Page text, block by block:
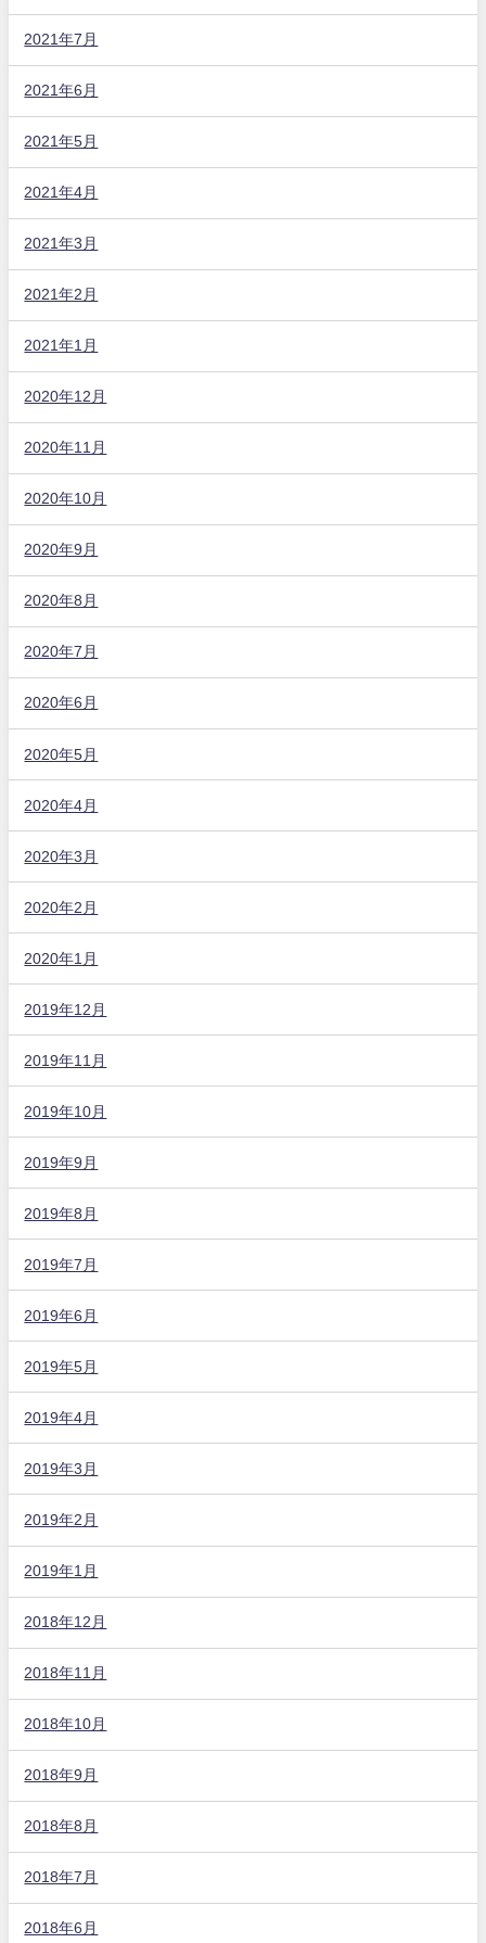
2021年7月
2021年6月
2021年5月
2021年4月
2021年3月
2021年2月
2021年1月
2020年12月
2020年11月
2020年10月
2020年9月
2020年8月
2020年7月
2020年6月
2020年5月
2020年4月
2020年3月
2020年2月
2020年1月
2019年12月
2019年11月
2019年10月
2019年9月
2019年8月
2019年7月
2019年6月
2019年5月
2019年4月
2019年3月
2019年2月
2019年1月
2018年12月
2018年11月
2018年10月
2018年9月
2018年8月
2018年7月
2018年6月